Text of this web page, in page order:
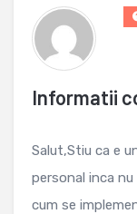
Informatii
Salut,Stiu ca e
personal inca
cum se